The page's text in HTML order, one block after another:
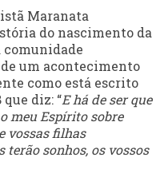
Maranata
do nascimento da
comunidade
um acontecimento
como está escrito
diz: “E há de ser que
meu Espírito sobre
vossas filhas
terão sonhos, os vossos